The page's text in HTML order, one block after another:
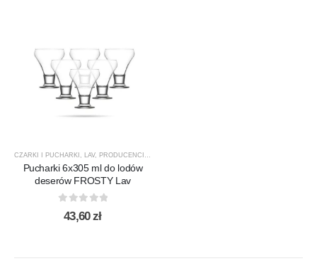
CZARKI I PUCHARKI , LAV, PRODUCENCI , PRODUKTY
Pucharki 6x305 ml do lodów
deserów FROSTY Lav
out of 5
43,60zł